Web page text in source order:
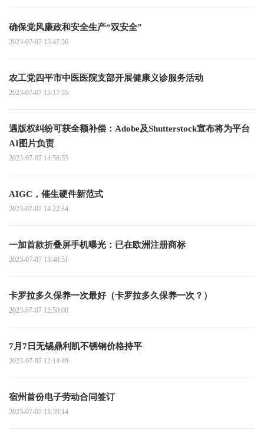
确保党风廉政和安全生产“双安全”
2023-07-07 15:47:56
农工党四平市中医医院支部开展健康义诊服务活动
2023-07-07 15:17:55
遇版权纠纷可获全额补偿：Adobe及Shutterstock宣布将为平台
AI图片负责
2023-07-07 14:58:55
AIGC，催生硬件新范式
2023-07-07 14:22:34
一加首款折叠屏手机曝光：已在欧洲注册商标
2023-07-07 13:48:51
卡罗拉多久保养一次最好（卡罗拉多久保养一次？）
2023-07-07 12:50:00
7月7日无锡鼎利凯不锈钢价格持平
2023-07-07 12:14:49
宿州首份电子劳动合同签订
2023-07-07 11:39:14